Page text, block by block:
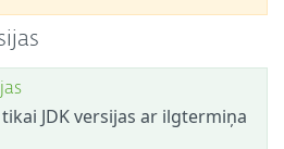
JDK versijas ar ilgtermiņa